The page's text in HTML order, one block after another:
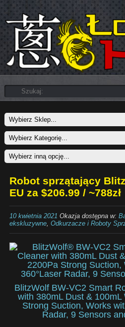
Robot sprzątający
EU za $206.99 / ~788zł
10 kwietnia 2021 Okazja dostępna w:
ekskluzywne, Odkurzacze i Roboty
BlitzWolf BW-VC2 Smart
with 380mL Dust & 100mL
Strong Suction, Works
Radar, 9 Sensors